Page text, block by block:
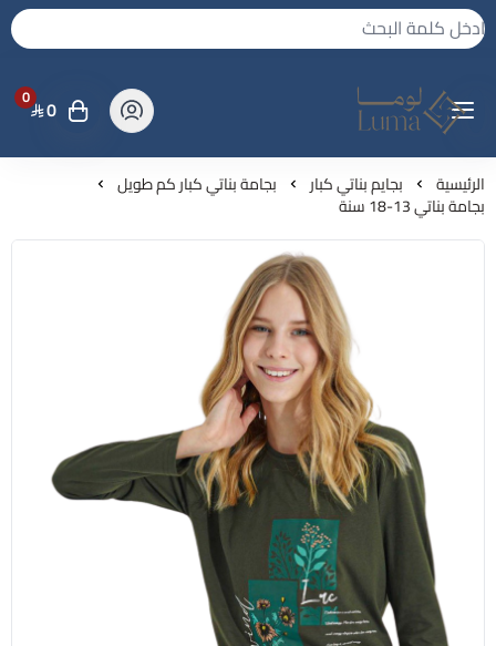
لوما - بجامه واكثر
0 0
الرئيسية بجايم بناتي كبار بجامة بناتي كبار كم طويل
بجامة بناتي 13-18 سنة